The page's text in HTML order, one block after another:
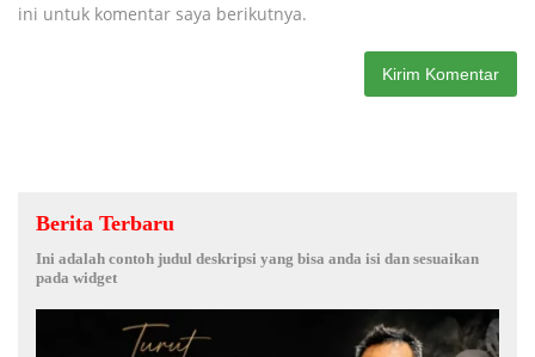
ini untuk komentar saya berikutnya.
Berita Terbaru
Ini adalah contoh judul deskripsi yang bisa anda isi dan sesuaikan
pada widget